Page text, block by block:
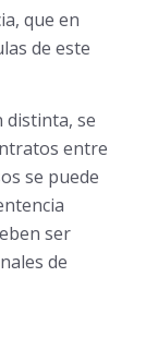
que en
de este
distinta, se
entre
se puede
ser
de